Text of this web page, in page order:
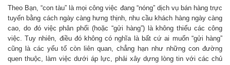
Theo Bạn, “con tàu” là mọi công việc đang “nóng” dịch vụ bán hàng trực
tuyến bằng cách ngày càng hưng thịnh, nhu cầu khách hàng ngày càng
cao, do đó việc phân phối (hoặc “gửi hàng”) là không thiếu các công
việc. Tuy nhiên, điều đó không có nghĩa là bất cứ ai muốn “gửi hàng”
cũng là các yếu tố còn liên quan, chẳng hạn như những con đường
quen thuộc, làm việc dưới áp lực, phải xây dựng lòng tin với các chủ